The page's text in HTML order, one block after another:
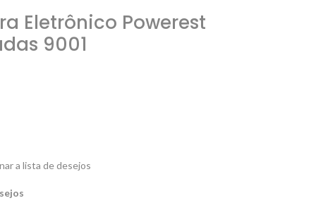
Eletrônico Powerest
9001
a lista de desejos